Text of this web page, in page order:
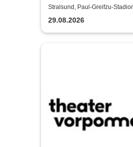
Finale | MC
Stralsund
Stralsund, Paul-Greifzu-
29.08.2026